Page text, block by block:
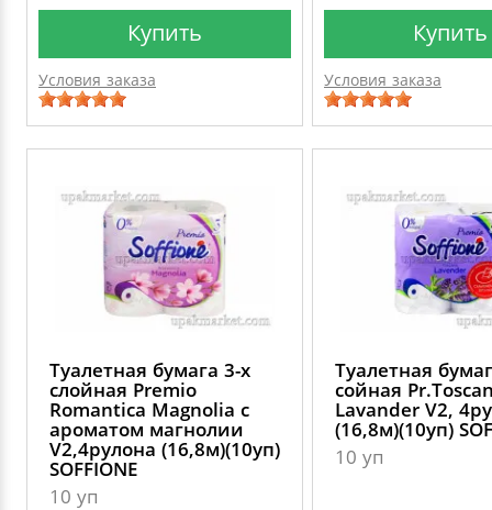
Купить
Условия заказа
Купить
Условия заказа
Туалетная бумага 3-х
слойная Premio
Romantica Magnolia с
ароматом магнолии
V2,4рулона (16,8м)(10уп)
SOFFIONE
10 уп
Туалетная
сойная
Lavander V2,
(16,8м)(10уп)
10 уп